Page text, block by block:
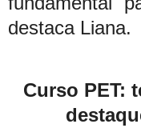
destaca Liana.
Curso PET: